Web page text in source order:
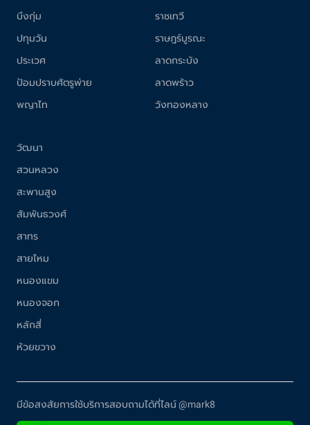
บึงกุ่ม
ปทุมวัน
ประเวศ
ป้อมปราบศัตรูพ่าย
พญาไท
ราชเทวี
ราษฎร์บูรณะ
ลาดกระบัง
ลาดพร้าว
วังทองหลาง
วัฒนา
สวนหลวง
สะพานสูง
สัมพันธวงศ์
สาทร
สายไหม
หนองแขม
หนองจอก
หลักสี่
ห้วยขวาง
มีข้อสงสัยการใช้บริการสอบถามได้ที่ไลน์ @mark8